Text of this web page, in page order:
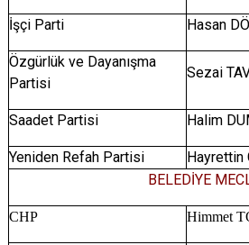
İşçi Parti Hasan
Özgürlük ve Dayanışma
Partisi
Sezai
Saadet Partisi Halim
Yeniden Refah Partisi
Hayrettin
BELEDİYE
CHP Himmet